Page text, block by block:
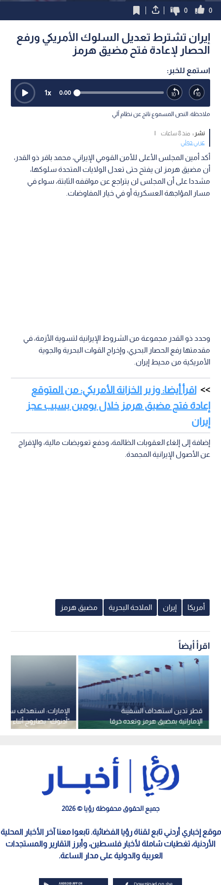
0
0
إيران تشترط تعديل السلوك الأمريكي ورفع
الحصار لإعادة فتح مضيق هرمز
استمع للخبر:
0:00
1x
ملاحظة: النص المسموع ناتج عن نظام آلي
نشر : منذ 8 ساعات
|
عربي دولي
أكد أمين المجلس الأعلى للأمن القومي الإيراني، محمد باقر ذو القدر،
أن مضيق هرمز لن يفتح حتى تعدل الولايات المتحدة سلوكها،
مشددا على أن المجلس لن يتراجع عن مواقفه الثابتة، سواء في
مسار المؤاجهة العسكرية أو في خيار المفاوضات.
وحدد ذو القدر مجموعة من الشروط الإيرانية لتسوية الأزمة، في
مقدمتها رفع الحصار البحري، وإخراج القوات البحرية والجوية
الأمريكية من محيط إيران.
اقرأ أيضا: وزير الخزانة الأمريكي: من المتوقع
إعادة فتح مضيق هرمز خلال يومين بسبب عجز
إيران
إضافة إلى إلغاء العقوبات الظالمة، ودفع تعويضات مالية، والإفراج
عن الأصول الإيرانية المجمدة.
أمريكا إيران الملاحة البحرية مضيق هرمز
اقرأ أيضاً
الإمارات: استهداف سفينة
"أدنوك" بصاروخ أثناء
هرمز
قطر تدين استهداف السفينة
الإماراتية بمضيق هرمز وتعده خرقا
فاضحا للقانون الدولي
جميع الحقوق محفوظة رؤيا © 2026
موقع إخباري أردني تابع لقناة رؤيا الفضائية. تابعوا معنا آخر الأخبار المحلية
الأردنية، تغطيات شاملة لأخبار فلسطين، وأبرز التقارير والمستجدات
العربية والدولية على مدار الساعة.